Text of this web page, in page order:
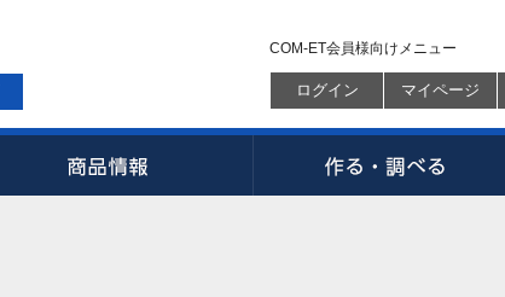
COM-ET会員様向けメニュー
ログイン マイページ